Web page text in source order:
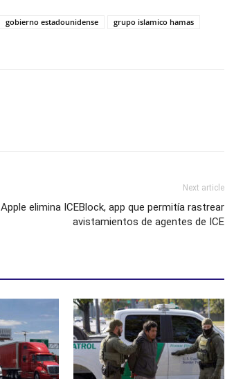
gobierno estadounidense
grupo islamico hamas
Next article
Apple elimina ICEBlock, app que permitía rastrear
avistamientos de agentes de ICE